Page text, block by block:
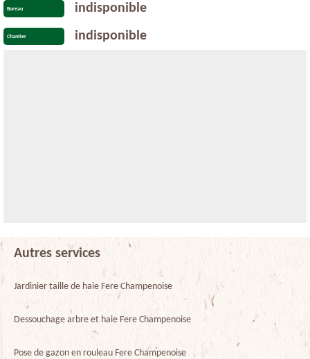
Bureau indisponible
Chantier indisponible
Autres services
Jardinier taille de haie Fere Champenoise
Dessouchage arbre et haie Fere Champenoise
Pose de gazon en rouleau Fere Champenoise